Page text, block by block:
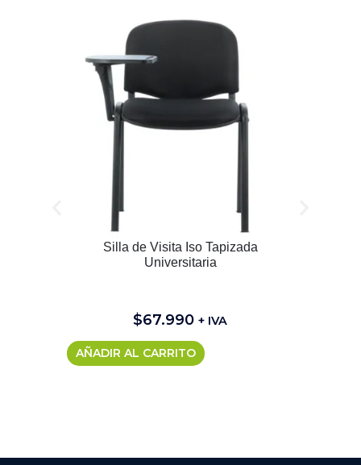
Silla de Visita Iso Tapizada
Universitaria
$67.990 + IVA
AÑADIR AL CARRITO